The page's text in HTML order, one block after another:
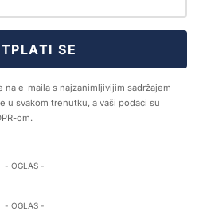
SE
e-maila s najzanimljivijim sadržajem
u svakom trenutku, a vaši podaci su
om.
- OGLAS -
- OGLAS -